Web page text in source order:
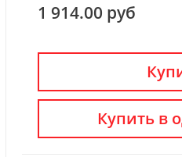
1 914.00 руб
Купить в